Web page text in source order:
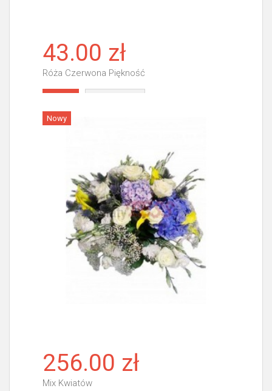
43.00 zł
Róża Czerwona Piękność
Nowy
256.00 zł
Mix Kwiatów